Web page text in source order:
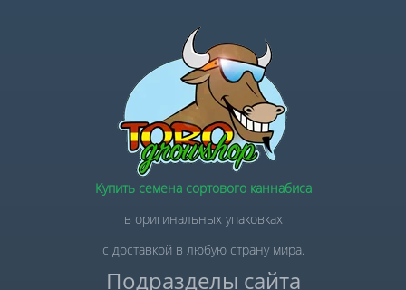
Купить семена сортового каннабиса
в оригинальных упаковках
с доставкой в любую страну мира.
Подразделы сайта